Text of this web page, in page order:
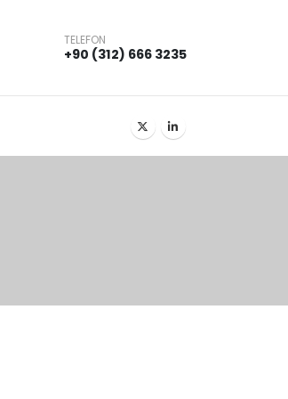
TELEFON
+90 (312) 666 3235